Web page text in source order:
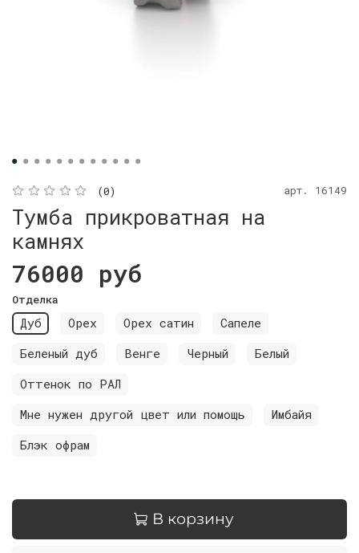
(0) арт. 16149
Тумба прикроватная на
камнях
76000 руб
Отделка
Дуб Орех Орех сатин
Сапеле
Беленый дуб
Венге Черный
Белый
Оттенок по РАЛ
Мне нужен другой цвет или помощь
Имбайя
Блэк офрам
В корзину